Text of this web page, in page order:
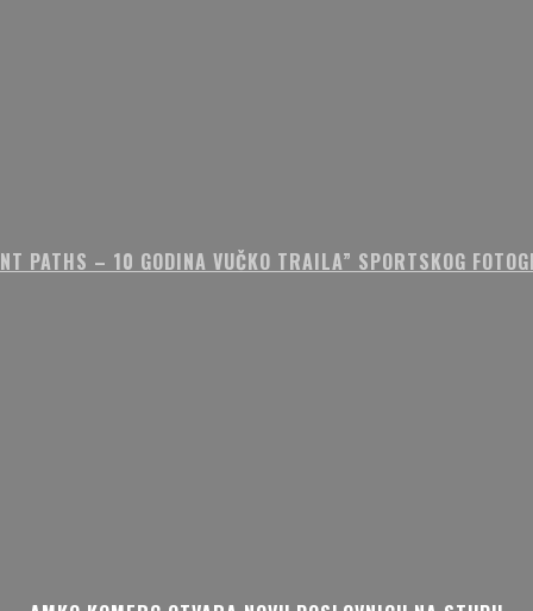
PATHS – 10 GODINA VUČKO TRAILA” SPORTSKOG